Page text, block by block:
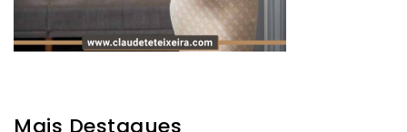
Mais Destaques